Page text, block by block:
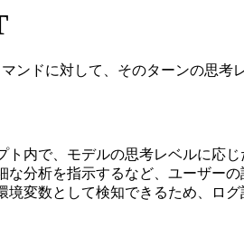
ンドに対して、そのターンの思考
ト内で、モデルの思考レベルに応
な分析を指示するなど、ユーザー
境変数として検知できるため、ロ